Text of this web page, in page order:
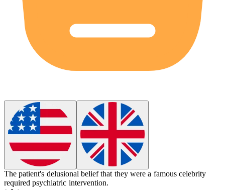
The patient's delusional belief that they were a famous celebrity
required psychiatric intervention.